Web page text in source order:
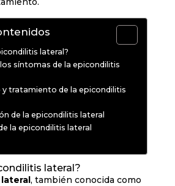
lateral?
los síntomas de la epicondilitis
tratamiento de la epicondilitis
de la epicondilitis lateral
la epicondilitis lateral
lateral?
, también conocida como